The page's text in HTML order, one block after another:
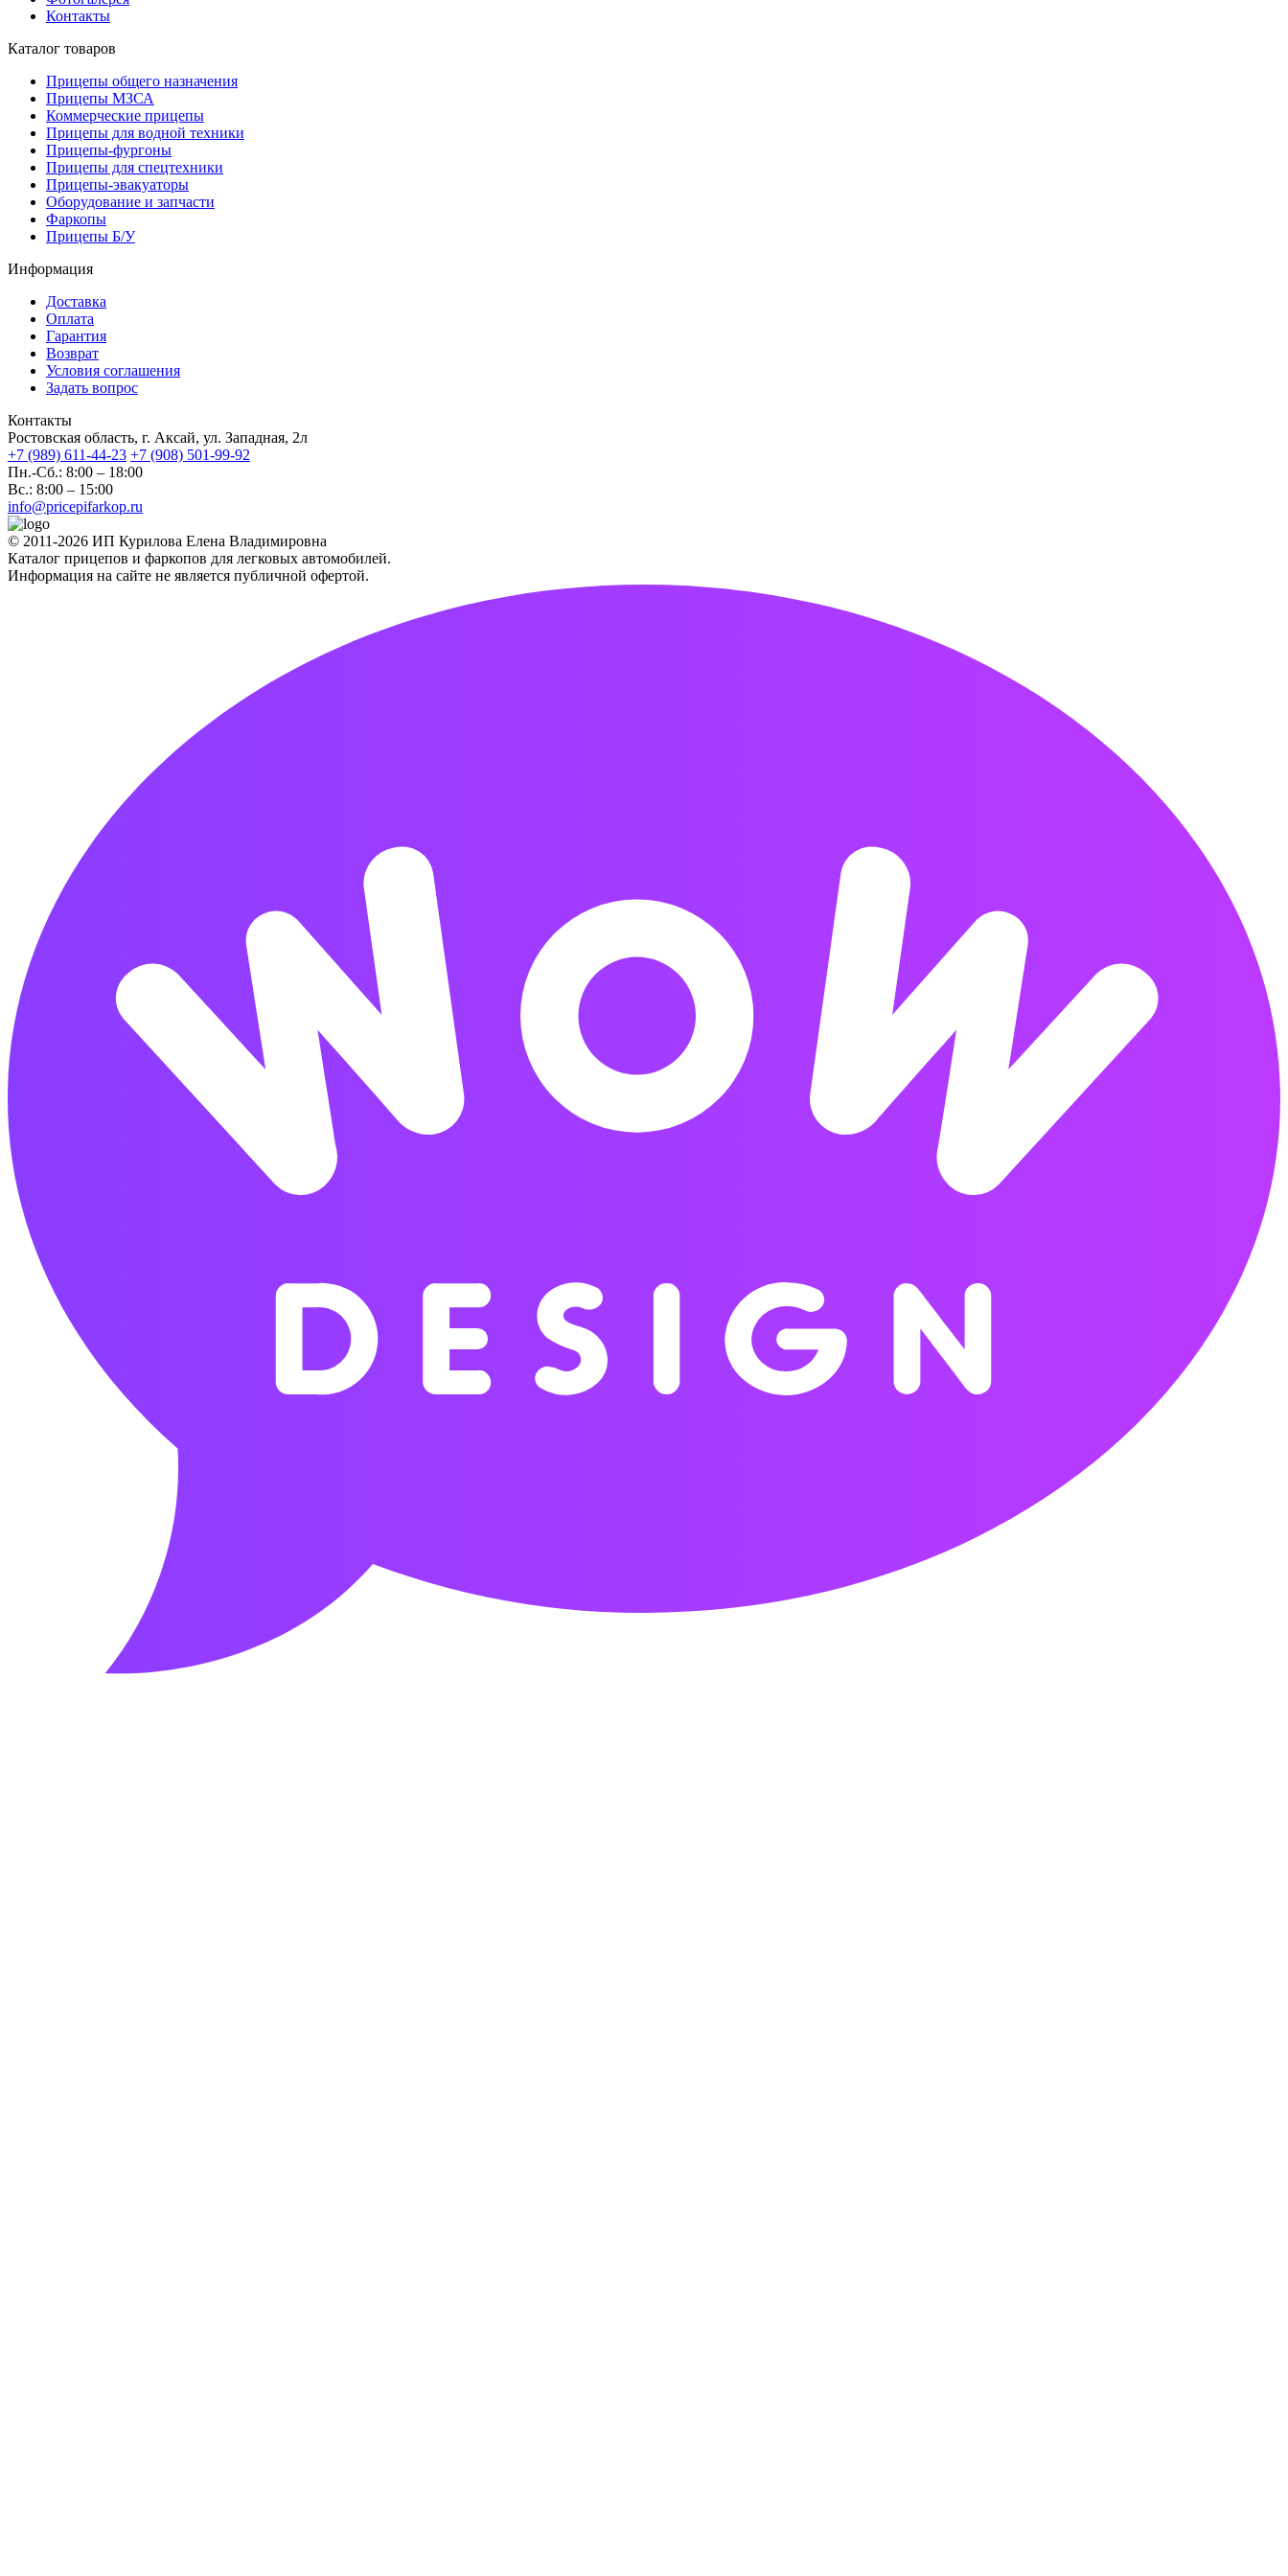
Контакты
Каталог товаров
Прицепы общего назначения
Прицепы МЗСА
Коммерческие прицепы
Прицепы для водной техники
Прицепы-фургоны
Прицепы для спецтехники
Прицепы-эвакуаторы
Оборудование и запчасти
Фаркопы
Прицепы Б/У
Информация
Доставка
Оплата
Гарантия
Возврат
Условия соглашения
Задать вопрос
Контакты
Ростовская область, г. Аксай, ул. Западная, 2л
+7 (989) 611-44-23 +7 (908) 501-99-92
Пн.-Сб.: 8:00 – 18:00
Вс.: 8:00 – 15:00
info@pricepifarkop.ru
© 2011-2026 ИП Курилова Елена Владимировна
Каталог прицепов и фаркопов для легковых автомобилей.
Информация на сайте не является публичной офертой.